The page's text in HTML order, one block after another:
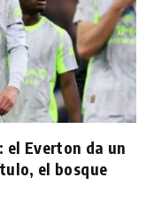
el Everton da un
el bosque